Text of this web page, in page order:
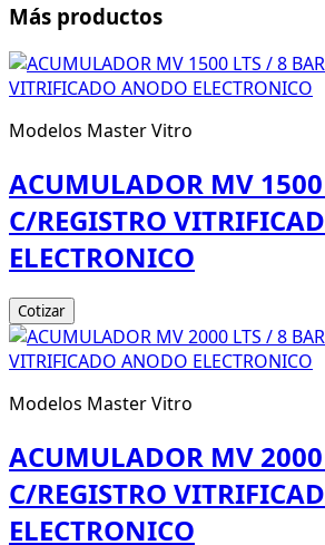
Más productos
Modelos Master Vitro
ACUMULADOR MV
C/REGISTRO
ELECTRONICO
Cotizar
Modelos Master Vitro
ACUMULADOR MV
C/REGISTRO
ELECTRONICO